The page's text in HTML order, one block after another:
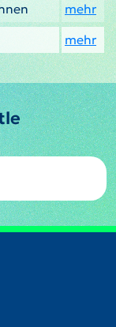
mehr
mehr